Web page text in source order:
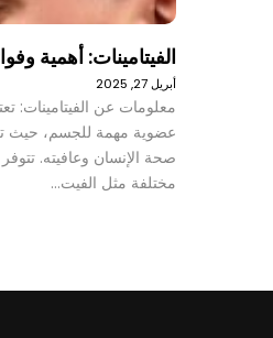
الفيتامينات: أهمية
أبريل 27, 2025
معلومات عن الفيتامينات:
عضوية مهمة للجسم، حيث
صحة الإنسان وعافيته. تتوفر
مختلفة مثل الفيت…